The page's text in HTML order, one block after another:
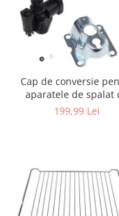
Igiena si ingrijire
Jucarii si Jocuri
Maternitate
Petshop
Accesorii animale de
Acvaristica
Castroane si adapatori
companie
Zgarzi, lese si hamuri
PC, Periferice &
Cap de conversie
aparatele de spalat
presiune KARCHER K
199,99 Lei